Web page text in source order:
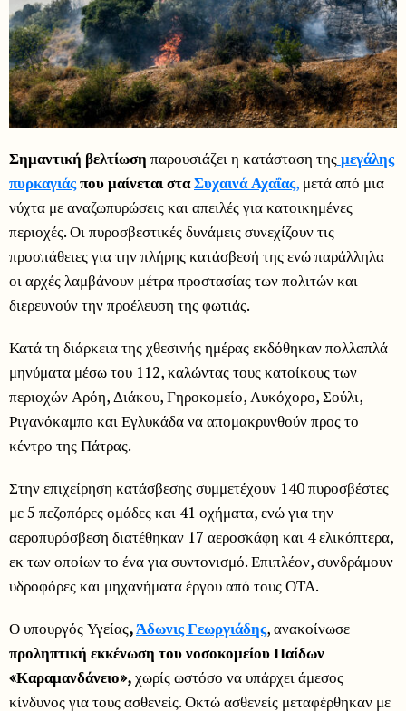
Σημαντική βελτίωση παρουσιάζει η κατάσταση τηςμεγάλης
πυρκαγιάςπου μαίνεται σταΣυχαινά Αχαΐας, μετά από μια
νύχτα με αναζωπυρώσεις και απειλές για κατοικημένες
περιοχές. Οι πυροσβεστικές δυνάμεις συνεχίζουν τις
προσπάθειες για την πλήρης κατάσβεσή της ενώ παράλληλα
οι αρχές λαμβάνουν μέτρα προστασίας των πολιτών και
διερευνούν την προέλευση της φωτιάς.
Κατά τη διάρκεια της χθεσινής ημέρας εκδόθηκαν πολλαπλά
μηνύματα μέσω του 112, καλώντας τους κατοίκους των
περιοχών Αρόη, Διάκου, Γηροκομείο, Λυκόχορο, Σούλι,
Ριγανόκαμπο και Εγλυκάδα να απομακρυνθούν προς το
κέντρο της Πάτρας.
Στην επιχείρηση κατάσβεσης συμμετέχουν 140 πυροσβέστες
με 5 πεζοπόρες ομάδες και 41 οχήματα, ενώ για την
αεροπυρόσβεση διατέθηκαν 17 αεροσκάφη και 4 ελικόπτερα,
εκ των οποίων το ένα για συντονισμό. Επιπλέον, συνδράμουν
υδροφόρες και μηχανήματα έργου από τους ΟΤΑ.
Ο υπουργός Υγείας,Άδωνις Γεωργιάδης, ανακοίνωσε
προληπτική εκκένωση του νοσοκομείου Παίδων
«Καραμανδάνειο»,χωρίς ωστόσο να υπάρχει άμεσος
κίνδυνος για τους ασθενείς. Οκτώ ασθενείς μεταφέρθηκαν με